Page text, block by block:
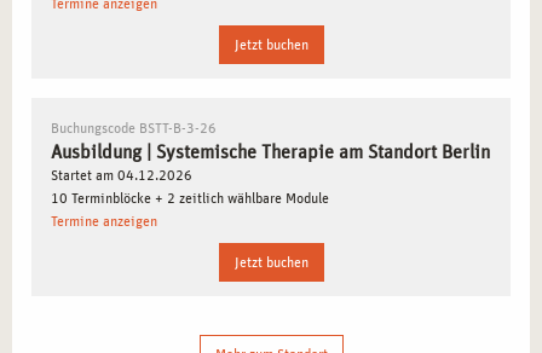
Innovative Bildungslandschaft:Zahlreiche Hochschulen
und Institute mit Schwerpunkt auf Psychologie, Soziales
SYSTEMISCHES ARBEITEN LERNEN IN DER
VIELFALT BERLINS
vermittelt Ihnen nicht nur fundiertes Wissen, sondern
Termine anzeigen
Jetzt buchen
Buchungscode BSTT-B-3-26
Ausbildung | Systemische Therapie am Standort Berlin
Startet am 04.12.2026
10 Terminblöcke + 2 zeitlich wählbare Module
Termine anzeigen
Jetzt buchen